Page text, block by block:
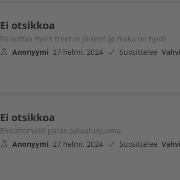
Ei otsikkoa
Palauttaa hyvin treenin jälkeen ja maku on hyvä!
Anonyymi 27 helmi, 2024 Suosittelee
Ei otsikkoa
Ehdottomasti paras palautusjuoma.
Anonyymi 27 helmi, 2024 Suosittelee